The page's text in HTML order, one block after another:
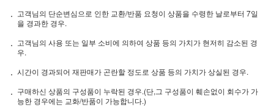
고객님의 단순변심으로 인한 교환/반품 요청이 상품을 수령한 날로부터 7일
을 경과한 경우.
고객님의 사용 또는 일부 소비에 의하여 상품 등의 가치가 현저히 감소된 경
우.
시간이 경과되어 재판매가 곤란할 정도로 상품 등의 가치가 상실된 경우.
구매하신 상품의 구성품이 누락된 경우.(단,그 구성품이 훼손없이 회수가 가
능한 경우에는 교화/반품이 가능합니다.)